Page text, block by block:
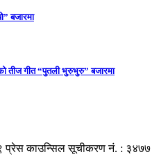
बजारमा
तीज गीत “पुतली भुरुभुरु” बजारमा
प्रेस काउन्सिल सूचीकरण नं. : ३४७७